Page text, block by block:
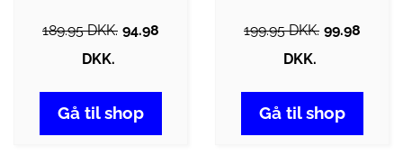
189.95 DKK. 94.98
DKK.
Gå til shop
199.95 DKK. 99.98
DKK.
Gå til shop